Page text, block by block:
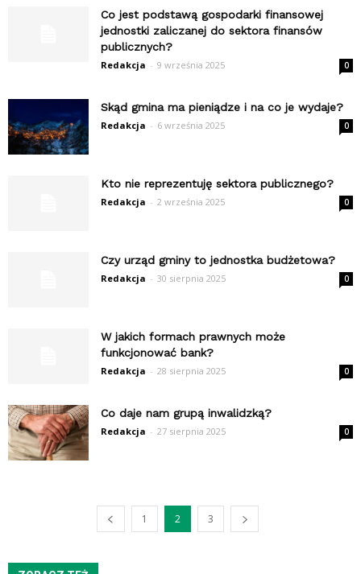
Co jest podstawą gospodarki finansowej
jednostki zaliczanej do sektora finansów
publicznych?
Redakcja - 9 września 2025 0
Skąd gmina ma pieniądze i na co je wydaje?
Redakcja - 6 września 2025 0
Kto nie reprezentuję sektora publicznego?
Redakcja - 2 września 2025 0
Czy urząd gminy to jednostka budżetowa?
Redakcja - 30 sierpnia 2025 0
W jakich formach prawnych może
funkcjonować bank?
Redakcja - 28 sierpnia 2025 0
Co daje nam grupą inwalidzką?
Redakcja - 27 sierpnia 2025 0
1 2 3